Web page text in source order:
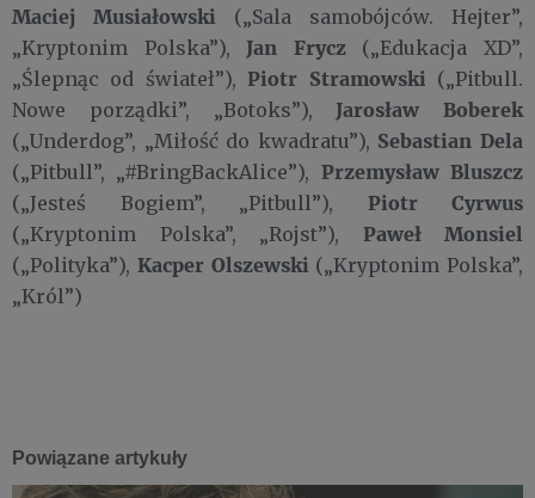
Maciej Musiałowski („Sala samobójców. Hejter”,
„Kryptonim Polska”),Jan Frycz(„Edukacja XD”,
„Ślepnąc od świateł”),Piotr Stramowski („Pitbull.
Nowe porządki”, „Botoks”),Jarosław Boberek
(„Underdog”, „Miłość do kwadratu”), Sebastian Dela
(„Pitbull”, „#BringBackAlice”), Przemysław Bluszcz
(„Jesteś Bogiem”, „Pitbull”), Piotr Cyrwus
(„Kryptonim Polska”, „Rojst”), Paweł Monsiel
(„Polityka”), Kacper Olszewski („Kryptonim Polska”,
„Król”)
Powiązane artykuły